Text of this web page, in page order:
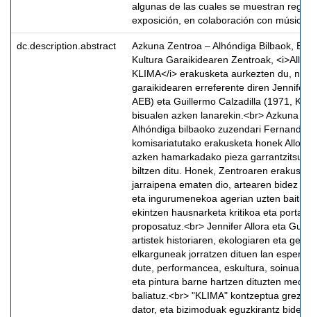
algunas de las cuales se muestran
exposición, en colaboración con
dc.description.abstract
Azkuna Zentroa – Alhóndiga Bilbaok,
Kultura Garaikidearen Zentroak,
KLIMA</i> erakusketa aurkezten du,
garaikidearen erreferente diren Jennifer
AEB) eta Guillermo Calzadilla (1971,
bisualen azken lanarekin.<br> Azkuna
Alhóndiga bilbaoko zuzendari Fernando
komisariatutako erakusketa honek
azken hamarkadako pieza
biltzen ditu. Honek, Zentroaren
jarraipena ematen dio, artearen bidez
eta ingurumenekoa agerian uzten
ekintzen hausnarketa kritikoa eta
proposatuz.<br> Jennifer Allora eta
artistek historiaren, ekologiaren eta
elkarguneak jorratzen dituen lan
dute, performancea, eskultura, soinua,
eta pintura barne hartzen dituzten
baliatuz.<br> "KLIMA" kontzeptua
dator, eta bizimoduak eguzkirantz